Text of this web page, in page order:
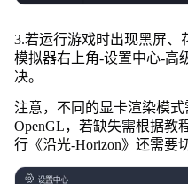
3.若运行游戏时出现黑屏、
模拟器右上角-设置中心-高
决。
注意，不同的显卡渲染模式
OpenGL，若缺失需根据教
行《沿光-Horizon》还需要